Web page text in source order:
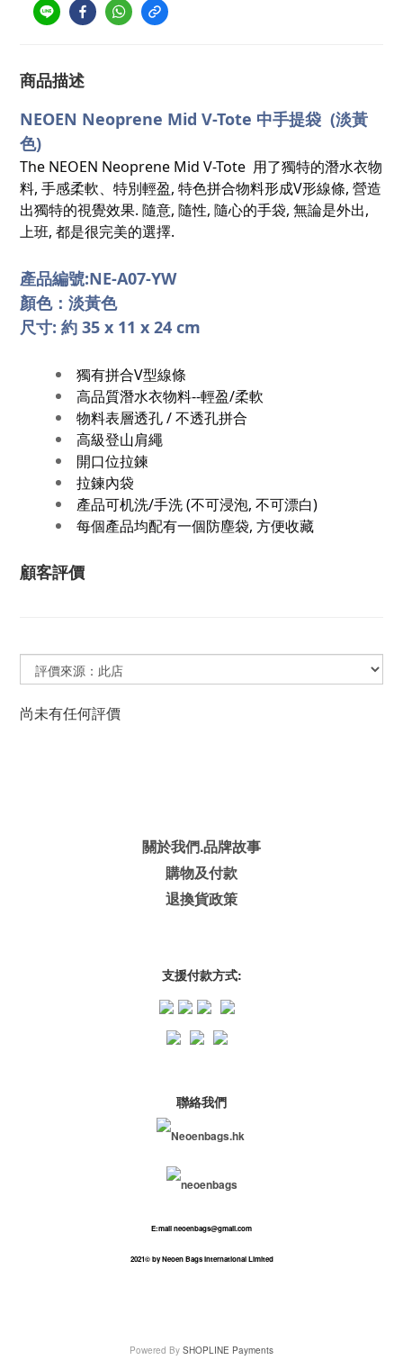
商品描述
NEOEN Neoprene Mid V-Tote 中手提袋 (淡黃
色)
The NEOEN Neoprene Mid V-Tote 用了獨特的潛水衣物
料, 手感柔軟、特別輕盈, 特色拼合物料形成V形線條, 營造
出獨特的視覺效果. 隨意, 隨性, 隨心的手袋, 無論是外出,
上班, 都是很完美的選擇.
產品編號:NE-A07-YW
顏色： 淡黃色
尺寸: 約 35 x 11 x 24 cm
獨有拼合V型線條
高品質潛水衣物料--輕盈/柔軟
物料表層透孔 / 不透孔拼合
高級登山肩繩
開口位拉鍊
拉鍊內袋
產品可机洗/手洗 (不可浸泡, 不可漂白)
每個產品均配有一個防塵袋, 方便收藏
顧客評價
尚未有任何評價
關於我們.品牌故事
購物及付款
退換貨政策
支援付款方式:
聯絡我們
Neoenbags.hk
neoenbags
E:mail neoenbags@gmail.com
2021© by Neoen Bags International Limited
Powered By SHOPLINE Payments